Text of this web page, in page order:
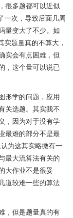
很多题都可以近似
一次，导致后面几周
量变大了不少。如
题量真的不算大，
实会有点困难，但
，这个量可以说已
形学的问题，应用
关选题。其实我不
，因为对于没有学
最难的部分不是最
为这其实略微有一
最大流算法有关的
大作业不是很妥
道较难一些的算法
，但是题量真的有